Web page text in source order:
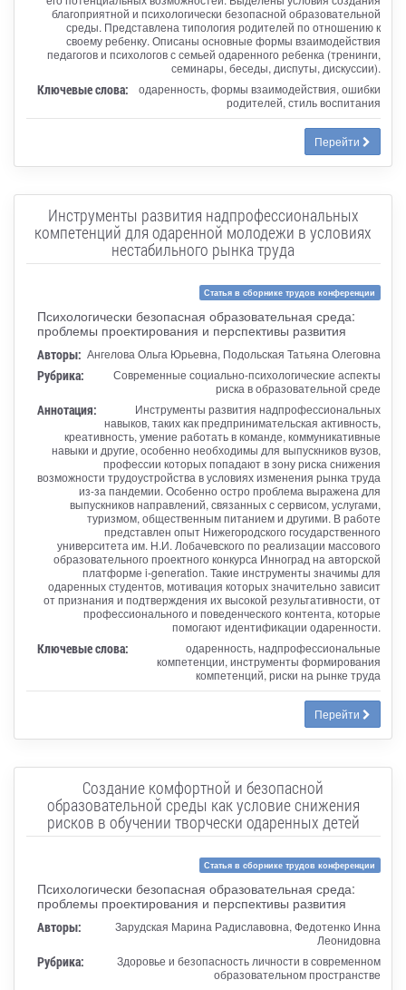
благоприятной и психологически безопасной образовательной
среды. Представлена типология родителей по отношению к
своему ребенку. Описаны основные формы взаимодействия
педагогов и психологов с семьей одаренного ребенка (тренинги,
семинары, беседы, диспуты, дискуссии).
Ключевые слова:
одаренность, формы взаимодействия, ошибки
родителей, стиль воспитания
Перейти
Инструменты развития надпрофессиональных
компетенций для одаренной молодежи в условиях
нестабильного рынка труда
Статья в сборнике трудов конференции
Психологически безопасная образовательная среда:
проблемы проектирования и перспективы развития
Авторы: Ангелова Ольга Юрьевна, Подольская Татьяна Олеговна
Рубрика:
Современные социально-психологические аспекты
риска в образовательной среде
Аннотация:
Инструменты развития надпрофессиональных
навыков, таких как предпринимательская активность,
креативность, умение работать в команде, коммуникативные
навыки и другие, особенно необходимы для выпускников вузов,
профессии которых попадают в зону риска снижения
возможности трудоустройства в условиях изменения рынка труда
из-за пандемии. Особенно остро проблема выражена для
выпускников направлений, связанных с сервисом, услугами,
туризмом, общественным питанием и другими. В работе
представлен опыт Нижегородского государственного
университета им. Н.И. Лобачевского по реализации массового
образовательного проектного конкурса Инноград на авторской
платформе i-generation. Такие инструменты значимы для
одаренных студентов, мотивация которых значительно зависит
от признания и подтверждения их высокой результативности, от
профессионального и поведенческого контента, которые
помогают идентификации одаренности.
Ключевые слова:
одаренность, надпрофессиональные
компетенции, инструменты формирования
компетенций, риски на рынке труда
Перейти
Создание комфортной и безопасной
образовательной среды как условие снижения
рисков в обучении творчески одаренных детей
Статья в сборнике трудов конференции
Психологически безопасная образовательная среда:
проблемы проектирования и перспективы развития
Авторы:
Зарудская Марина Радиславовна, Федотенко Инна
Леонидовна
Рубрика:
Здоровье и безопасность личности в современном
образовательном пространстве